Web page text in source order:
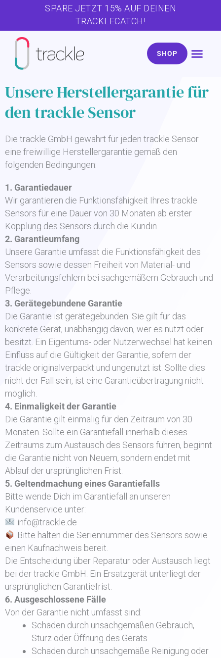
springen
SPARE JETZT 15% AUF DEINEN
TRACKLECATCH!
SHOP
Unsere Herstellergarantie für
den trackle Sensor
Die trackle GmbH gewährt für jeden trackle Sensor
eine freiwillige Herstellergarantie gemäß den
folgenden Bedingungen:
1. Garantiedauer
Wir garantieren die Funktionsfähigkeit Ihres trackle
Sensors für eine Dauer von 30 Monaten ab erster
Kopplung des Sensors durch die Kundin.
2. Garantieumfang
Unsere Garantie umfasst die Funktionsfähigkeit des
Sensors sowie dessen Freiheit von Material- und
Verarbeitungsfehlern bei sachgemäßem Gebrauch und
Pflege.
3. Gerätegebundene Garantie
Die Garantie ist gerätegebunden: Sie gilt für das
konkrete Gerät, unabhängig davon, wer es nutzt oder
besitzt. Ein Eigentums- oder Nutzerwechsel hat keinen
Einfluss auf die Gültigkeit der Garantie, sofern der
trackle originalverpackt und ungenutzt ist. Sollte dies
nicht der Fall sein, ist eine Garantieübertragung nicht
möglich.
4. Einmaligkeit der Garantie
Die Garantie gilt einmalig für den Zeitraum von 30
Monaten. Sollte ein Garantiefall innerhalb dieses
Zeitraums zum Austausch des Sensors führen, beginnt
die Garantie nicht von Neuem, sondern endet mit
Ablauf der ursprünglichen Frist.
5. Geltendmachung eines Garantiefalls
Bitte wende Dich im Garantiefall an unseren
Kundenservice unter:
info@trackle.de
Bitte halten die Seriennummer des Sensors sowie
einen Kaufnachweis bereit.
Die Entscheidung über Reparatur oder Austausch liegt
bei der trackle GmbH. Ein Ersatzgerät unterliegt der
ursprünglichen Garantiefrist.
6. Ausgeschlossene Fälle
Von der Garantie nicht umfasst sind:
Schäden durch unsachgemäßen Gebrauch,
Sturz oder Öffnung des Geräts
Schäden durch unsachgemäße Reinigung oder